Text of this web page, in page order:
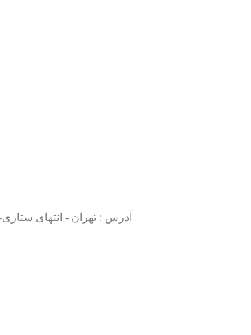
آدرس : تهران - انتهای